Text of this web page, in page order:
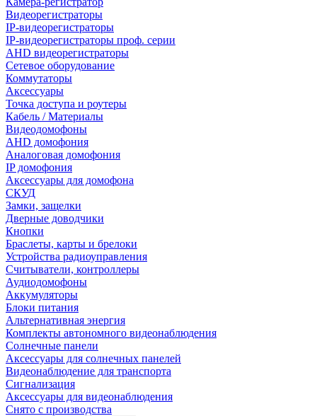
Видеорегистраторы
IP-видеорегистраторы
IP-видеорегистраторы проф. серии
AHD видеорегистраторы
Сетевое оборудование
Коммутаторы
Аксессуары
Точка доступа и роутеры
Кабель / Материалы
Видеодомофоны
AHD домофония
Аналоговая домофония
IP домофония
Аксессуары для домофона
СКУД
Замки, защелки
Дверные доводчики
Кнопки
Браслеты, карты и брелоки
Устройства радиоуправления
Считыватели, контроллеры
Аудиодомофоны
Аккумуляторы
Блоки питания
Альтернативная энергия
Комплекты автономного видеонаблюдения
Солнечные панели
Аксессуары для солнечных панелей
Видеонаблюдение для транспорта
Сигнализация
Аксессуары для видеонаблюдения
Снято с производства